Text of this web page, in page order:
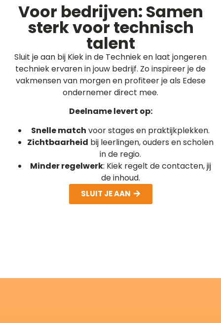
Voor bedrijven: Samen
sterk voor technisch
talent​
Sluit je aan bij Kiek in de Techniek en laat jongeren
techniek ervaren in jouw bedrijf. Zo inspireer je de
vakmensen van morgen en profiteer je als Edese
ondernemer direct mee.
Deelname levert op:
Snelle match voor stages en praktijkplekken.
Zichtbaarheid bij leerlingen, ouders en scholen
in de regio.
Minder regelwerk: Kiek regelt de contacten, jij
de inhoud.
SLUIT JE AAN